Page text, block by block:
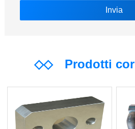
◇◇Prodotti